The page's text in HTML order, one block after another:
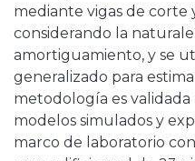
mediante vigas de corte
considerando la
amortiguamiento, y se
generalizado para
metodología es
modelos simulados y
marco de laboratorio